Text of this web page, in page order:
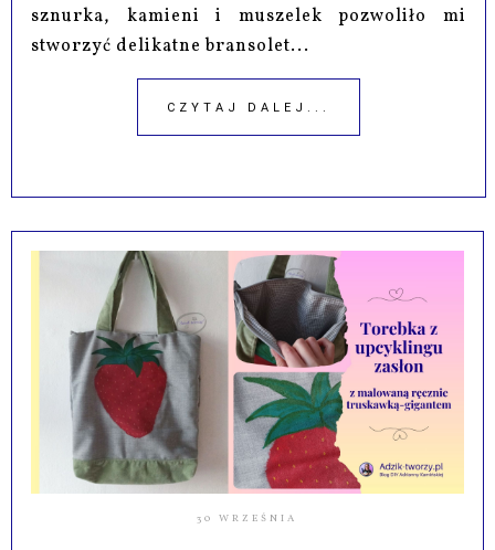
sznurka, kamieni i muszelek pozwoliło mi
stworzyć delikatne bransolet...
CZYTAJ DALEJ...
30 WRZEŚNIA